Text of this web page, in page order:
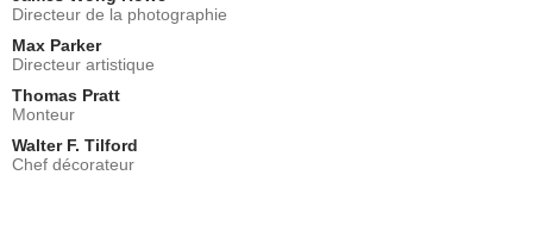
Directeur de la photographie
Max Parker
Directeur artistique
Thomas Pratt
Monteur
Walter F. Tilford
Chef décorateur